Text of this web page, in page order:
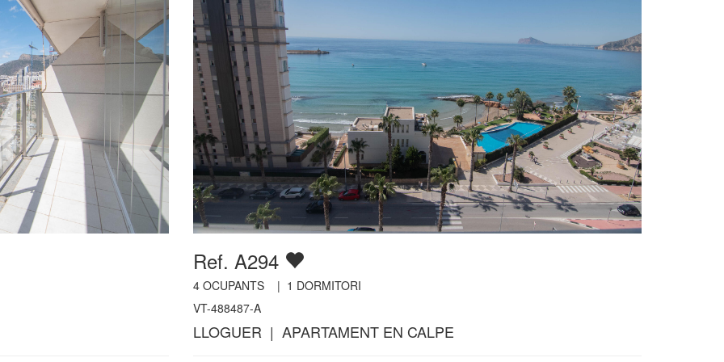
Ref. A294
4 OCUPANTS | 1 DORMITORI
VT-488487-A
LLOGUER | APARTAMENT EN CALPE